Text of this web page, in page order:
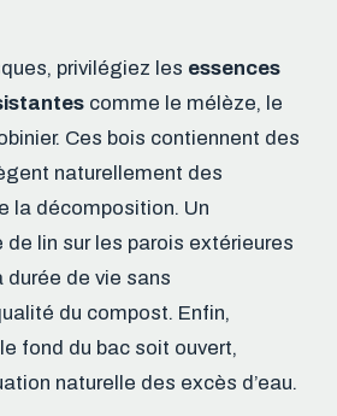
privilégiez les essences
comme le mélèze, le
Ces bois contiennent des
naturellement des
la décomposition. Un
de lin sur les parois extérieures
durée de vie sans
du compost. Enfin,
fond du bac soit ouvert,
naturelle des excès d’eau.